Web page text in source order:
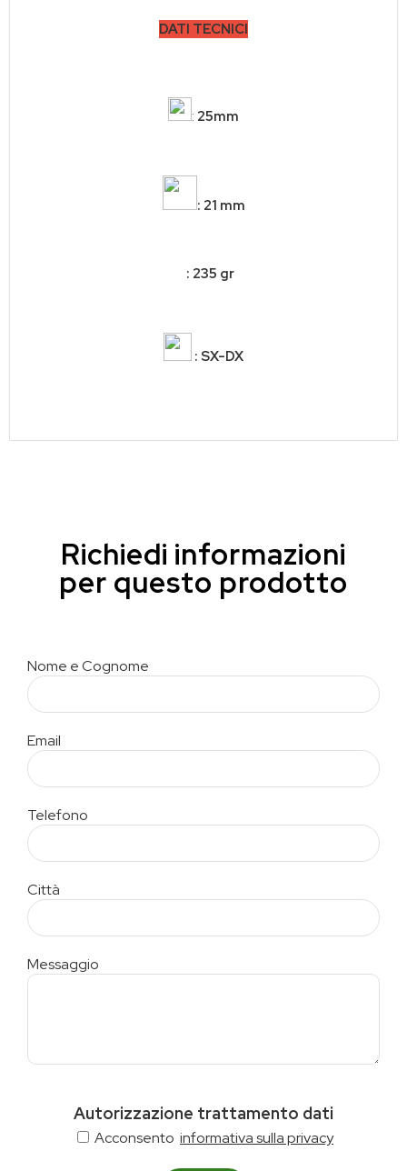
DATI TECNICI
: 25mm
: 21 mm
: 235 gr
: SX-DX
Richiedi informazioni
per questo prodotto
Nome e Cognome
Email
Telefono
Città
Messaggio
Autorizzazione trattamento dati
Acconsento informativa sulla privacy